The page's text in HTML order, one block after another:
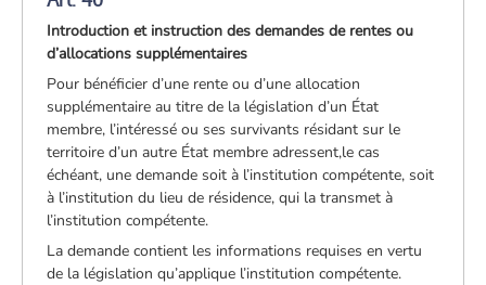
Introduction et instruction des demandes de rentes ou
d’allocations supplémentaires
Pour bénéficier d’une rente ou d’une allocation
supplémentaire au titre de la législation d’un État
membre, l’intéressé ou ses survivants résidant sur le
territoire d’un autre État membre adressent,le cas
échéant, une demande soit à l’institution compétente, soit
à l’institution du lieu de résidence, qui la transmet à
l’institution compétente.
La demande contient les informations requises en vertu
de la législation qu’applique l’institution compétente.